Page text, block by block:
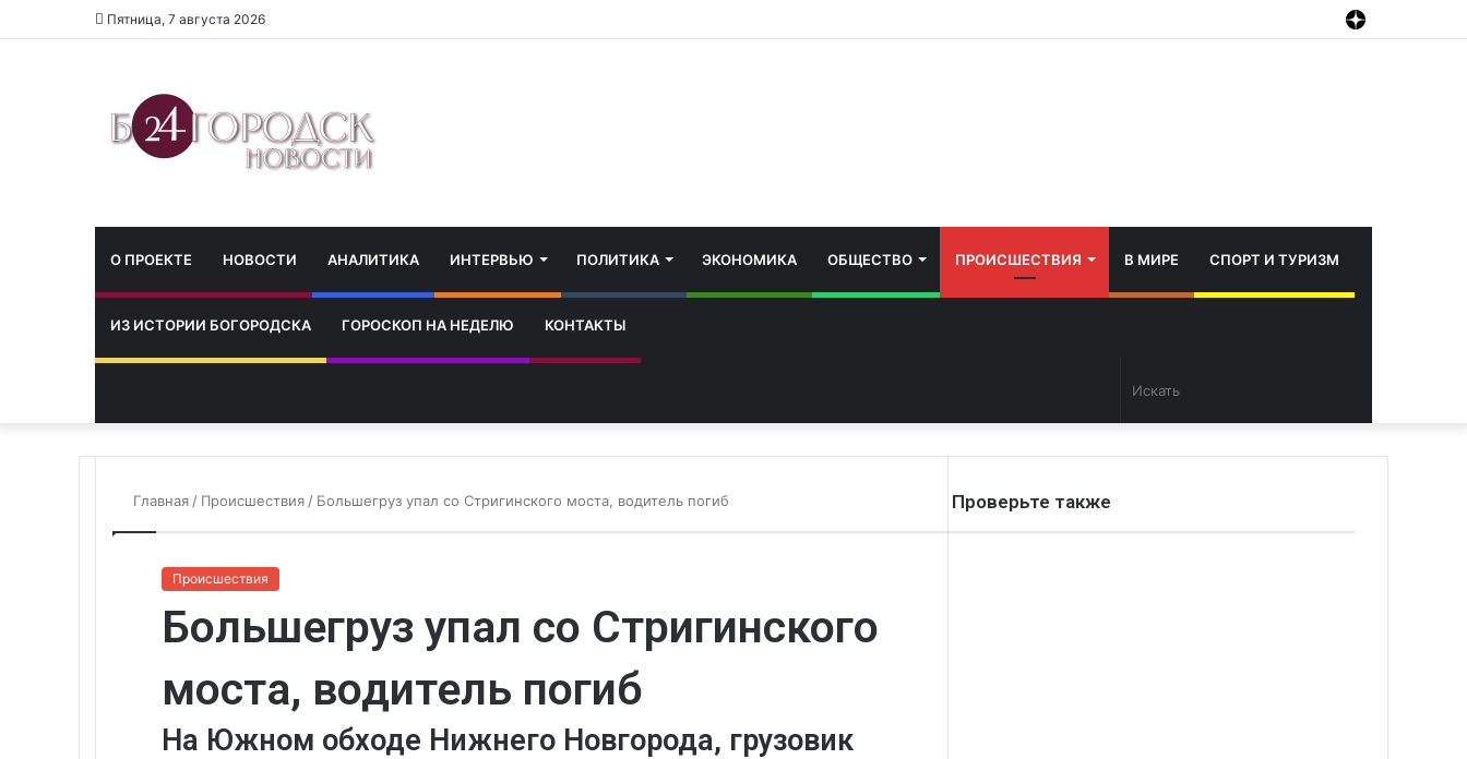
Пятница, 7 августа 2026 Telegram
vk.com
О ПРОЕКТЕ НОВОСТИ АНАЛИТИКА ИНТЕРВЬЮ ПОЛИТИКА ЭКОНОМИКА ОБЩЕСТВО ПРОИСШЕСТВИЯ В МИРЕ СПОРТ И ТУРИЗМ
ИЗ ИСТОРИИ БОГОРОДСКА ГОРОСКОП НА НЕДЕЛЮ КОНТАКТЫ
Сменить
тему
Случайная
статья
Главная / Происшествия / Большегруз упал со Стригинского моста, водитель погиб
Происшествия
Большегруз упал со Стригинского
моста, водитель погиб
На Южном обходе Нижнего Новгорода, грузовик
Проверьте также